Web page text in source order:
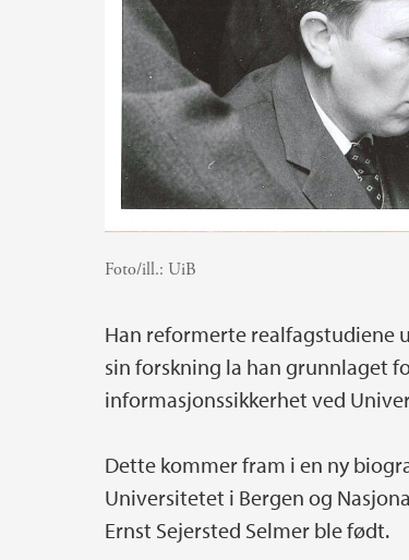
Foto/ill.: UiB
Han reformerte realfagstudiene
sin forskning la han grunnlaget
informasjonssikkerhet ved
Dette kommer fram i en ny
Universitetet i Bergen og
Ernst Sejersted Selmer ble født.